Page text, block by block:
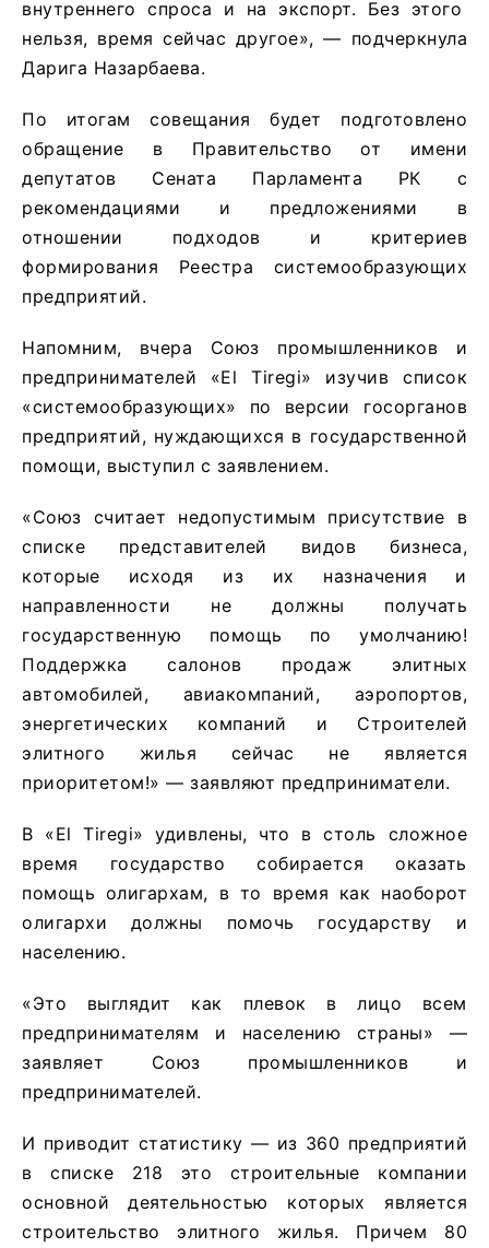
внутреннего спроса и на экспорт. Без этого
нельзя, время сейчас другое», — подчеркнула
Дарига Назарбаева.
По итогам совещания будет подготовлено
обращение в Правительство от имени
депутатов Сената Парламента РК с
рекомендациями и предложениями в
отношении подходов и критериев
формирования Реестра системообразующих
предприятий.
Напомним, вчера Союз промышленников и
предпринимателей «El Tiregi» изучив список
«системообразующих» по версии госорганов
предприятий, нуждающихся в государственной
помощи, выступил с заявлением.
«Союз считает недопустимым присутствие в
списке представителей видов бизнеса,
которые исходя из их назначения и
направленности не должны получать
государственную помощь по умолчанию!
Поддержка салонов продаж элитных
автомобилей, авиакомпаний, аэропортов,
энергетических компаний и Строителей
элитного жилья сейчас не является
приоритетом!» — заявляют предприниматели.
В «El Tiregi» удивлены, что в столь сложное
время государство собирается оказать
помощь олигархам, в то время как наоборот
олигархи должны помочь государству и
населению.
«Это выглядит как плевок в лицо всем
предпринимателям и населению страны» —
заявляет Союз промышленников и
предпринимателей.
И приводит статистику — из 360 предприятий
в списке 218 это строительные компании
основной деятельностью которых является
строительство элитного жилья. Причем 80